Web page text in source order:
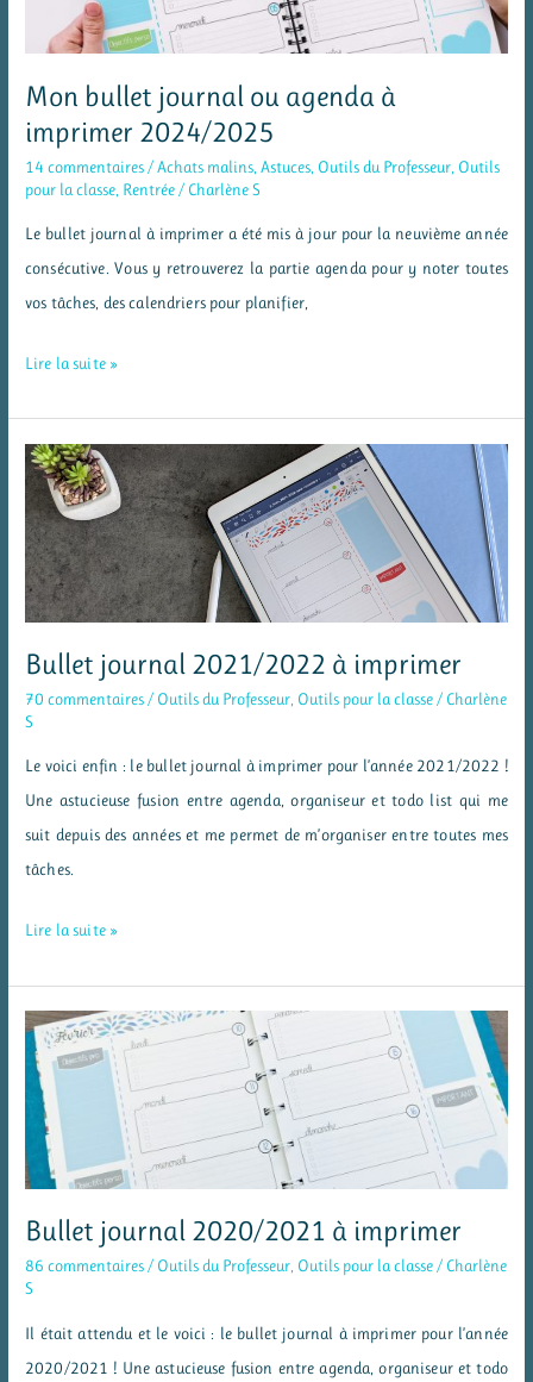
Mon bullet journal ou agenda à
imprimer 2024/2025
14 commentaires /Achats malins ,Astuces Outils du Professeur Outils
pour la classe Rentrée / Charlène S
Le bullet journal à imprimer a été mis à jour pour la neuvième année
consécutive. Vous y retrouverez la partie agenda pour y noter toutes
vos tâches, des calendriers pour planifier,
Mon
ou
agenda
à
imprimer
2024/2025
Lire la suite »
Bullet journal 2021/2022 à imprimer
70 commentaires / Outils du Professeur Outils pour la classe / Charlène
S
Le voici enfin : le bullet journal à imprimer pour l’année 2021/2022 !
Une astucieuse fusion entre agenda, organiseur et todo list qui me
suit depuis des années et me permet de m’organiser entre toutes mes
tâches.
Bullet
à
imprimer
Lire la suite »
Bullet journal 2020/2021 à imprimer
86 commentaires / Outils du Professeur Outils pour la classe / Charlène
S
Il était attendu et le voici : le bullet journal à imprimer pour l’année
2020/2021 ! Une astucieuse fusion entre agenda, organiseur et todo